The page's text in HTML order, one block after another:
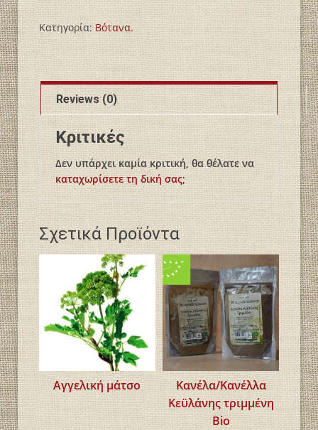
Κατηγορία:Βότανα.
Reviews (0)
Κριτικές
Δεν υπάρχει καμία κριτική, θα θέλατε να
καταχωρίσετε τη δική σας;
Σχετικά Προϊόντα
Αγγελική μάτσο
Κανέλα/Κανέλλα
Κεϋλάνης τριμμένη
Bio